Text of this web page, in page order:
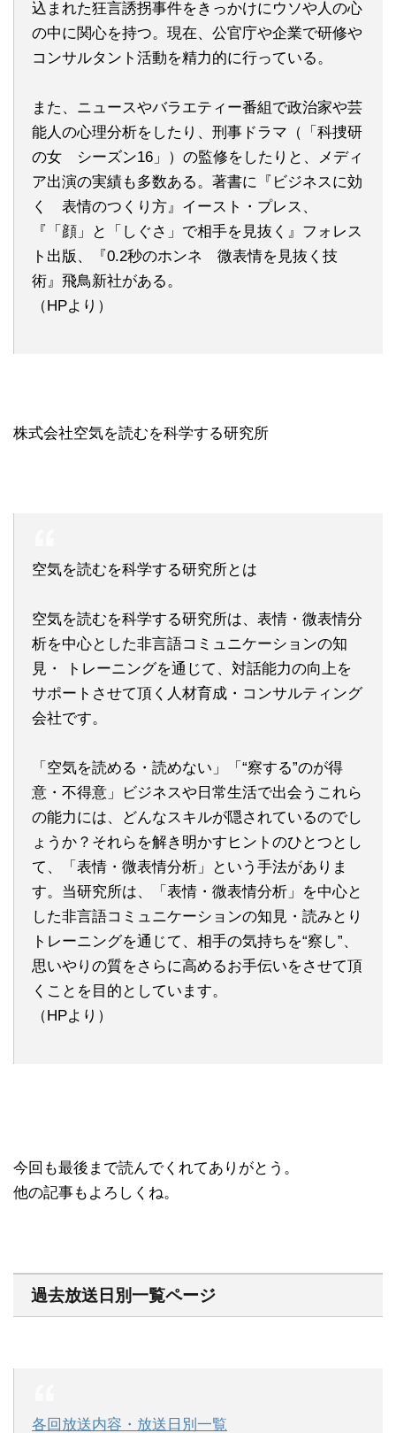
込まれた狂言誘拐事件をきっかけにウソや人の心
の中に関心を持つ。現在、公官庁や企業で研修や
コンサルタント活動を精力的に行っている。
また、ニュースやバラエティー番組で政治家や芸
能人の心理分析をしたり、刑事ドラマ（「科捜研
の女 シーズン16」）の監修をしたりと、メディ
ア出演の実績も多数ある。著書に『ビジネスに効
く 表情のつくり方』イースト・プレス、
『「顔」と「しぐさ」で相手を見抜く』フォレス
ト出版、『0.2秒のホンネ 微表情を見抜く技
術』飛鳥新社がある。
（HPより）
株式会社空気を読むを科学する研究所
空気を読むを科学する研究所とは
空気を読むを科学する研究所は、表情・微表情分
析を中心とした非言語コミュニケーションの知
見・ トレーニングを通じて、対話能力の向上を
サポートさせて頂く人材育成・コンサルティング
会社です。
「空気を読める・読めない」「“察する”のが得
意・不得意」ビジネスや日常生活で出会うこれら
の能力には、どんなスキルが隠されているのでし
ょうか？それらを解き明かすヒントのひとつとし
て、「表情・微表情分析」という手法がありま
す。当研究所は、「表情・微表情分析」を中心と
した非言語コミュニケーションの知見・読みとり
トレーニングを通じて、相手の気持ちを“察し”、
思いやりの質をさらに高めるお手伝いをさせて頂
くことを目的としています。
（HPより）
今回も最後まで読んでくれてありがとう。
他の記事もよろしくね。
過去放送日別一覧ページ
各回放送内容・放送日別一覧